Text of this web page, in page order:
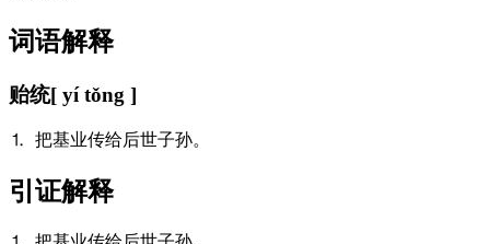
词语解释
贻统[ yí tǒng ]
⒈ 把基业传给后世子孙。
引证解释